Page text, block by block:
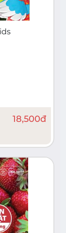
18,500đ